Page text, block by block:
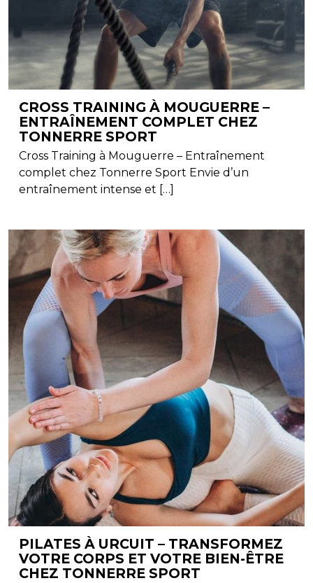
CROSS TRAINING À MOUGUERRE –
ENTRAÎNEMENT COMPLET CHEZ
TONNERRE SPORT
Cross Training à Mouguerre – Entraînement
complet chez Tonnerre Sport Envie d’un
entraînement intense et […]
PILATES À URCUIT – TRANSFORMEZ
VOTRE CORPS ET VOTRE BIEN-ÊTRE
CHEZ TONNERRE SPORT